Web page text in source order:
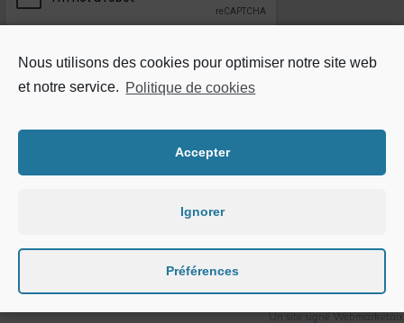
Nous utilisons des cookies pour optimiser notre site web
et notre service. Politique de cookies
Accepter
Ignorer
Préférences
Votre adresse email*
Un site signé Webmarketaix